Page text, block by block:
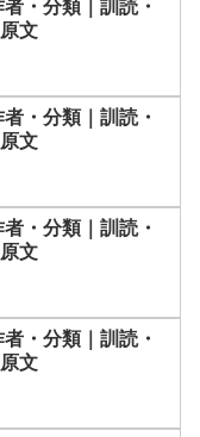
・分類｜訓読・
文
・分類｜訓読・
文
・分類｜訓読・
文
・分類｜訓読・
文